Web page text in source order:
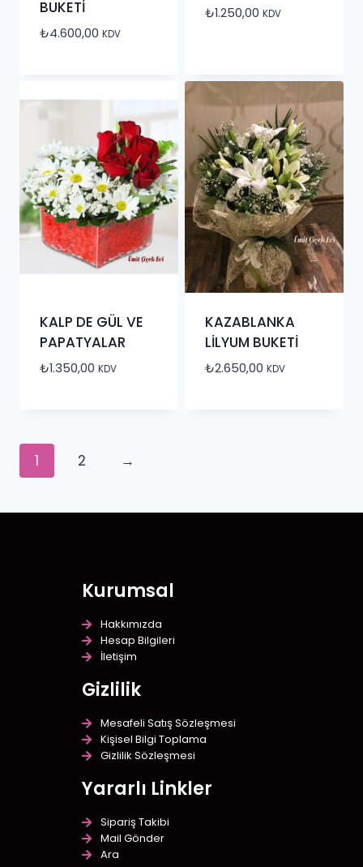
BUKETİ
₺4.600,00 KDV
₺1.250,00 KDV
KALP DE GÜL VE
PAPATYALAR
₺1.350,00 KDV
KAZABLANKA
LİLYUM BUKETİ
₺2.650,00 KDV
1 2 →
Kurumsal
Hakkımızda
Hesap Bilgileri
İletişim
Gizlilik
Mesafeli Satış Sözleşmesi
Kişisel Bilgi Toplama
Gizlilik Sözleşmesi
Yararlı Linkler
Sipariş Takibi
Mail Gönder
Ara